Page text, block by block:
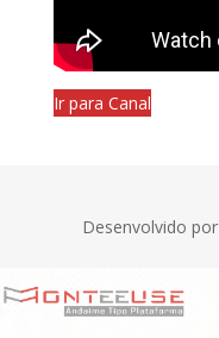
Ir para Canal
Desenvolvido por